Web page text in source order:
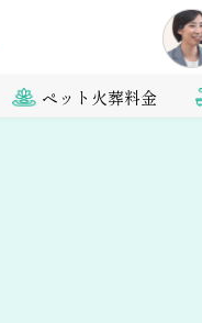
ペット火葬料金